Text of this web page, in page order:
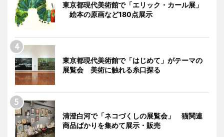
東京都現代美術館で「エリック・カール展」
絵本の原画など180点展示
東京都現代美術館で「はじめて」がテーマの
展覧会 美術に触れる糸口探る
清澄白河で「ネコづくしの展覧会」 猫関連
商品ばかりを集めて展示・販売